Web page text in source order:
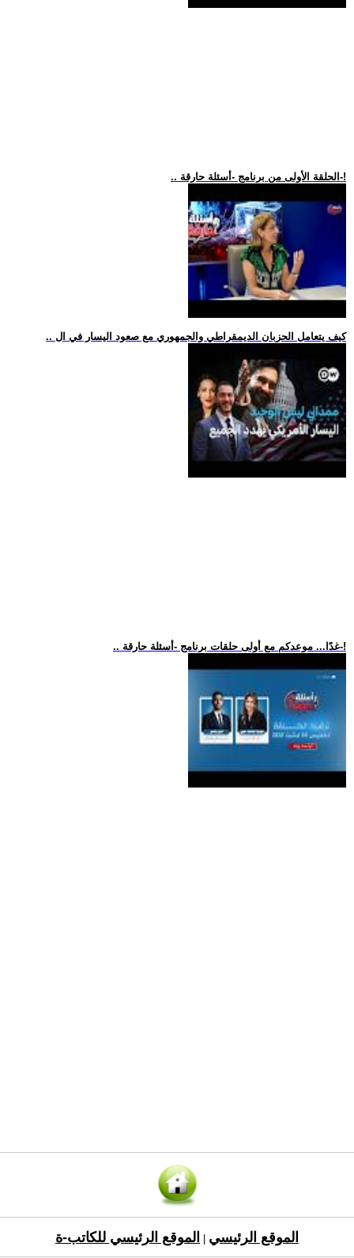
.. الحلقة الأولى من برنامج -أسئلة حارقة-!
.. كيف يتعامل الحزبان الديمقراطي والجمهوري مع صعود اليسار في ال
.. غدًا... موعدكم مع أولى حلقات برنامج -أسئلة حارقة-!
الموقع الرئيسي الموقع الرئيسي للكاتب-ة